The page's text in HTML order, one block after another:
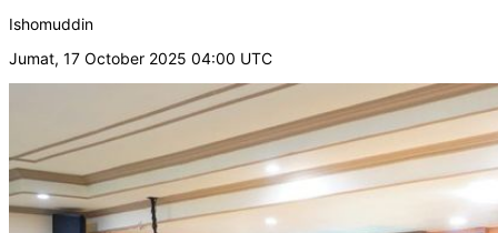
Ishomuddin
Jumat, 17 October 2025 04:00 UTC